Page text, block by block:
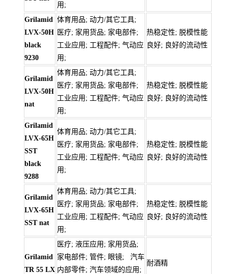
用;
Grilamid
LVX-50H
black
9230
体育用品; 动力/其它工具;
医疗; 家用货品; 家电部件;
工业应用; 工程配件; 气动应
用;
热稳定性; 脱模性能
良好; 良好的流动性
Grilamid
LVX-50H
nat
体育用品; 动力/其它工具;
医疗; 家用货品; 家电部件;
工业应用; 工程配件; 气动应
用;
热稳定性; 脱模性能
良好; 良好的流动性
Grilamid
LVX-65H
SST
black
9288
体育用品; 动力/其它工具;
医疗; 家用货品; 家电部件;
工业应用; 工程配件; 气动应
用;
热稳定性; 脱模性能
良好; 良好的流动性
Grilamid
LVX-65H
SST nat
体育用品; 动力/其它工具;
医疗; 家用货品; 家电部件;
工业应用; 工程配件; 气动应
用;
热稳定性; 脱模性能
良好; 良好的流动性
Grilamid
TR 55 LX
医疗; 液压应用; 家用货品;
家电部件; 管件; 眼镜; 汽车
内部零件; 汽车领域的应用;
耐酒精